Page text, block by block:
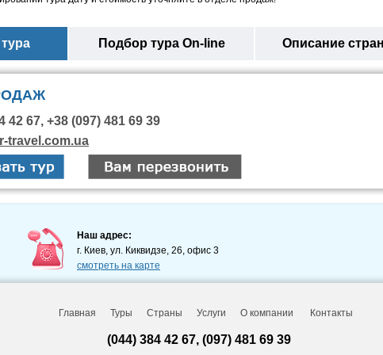
Подбор тура On-line Описание
42 67, +38 (097) 481 69 39
travel.com.ua
Наш адрес:
г. Киев, ул. Киквидзе, 26, офис 3
смотреть на карте
Главная Туры Страны Услуги О компании Контакты
(044) 384 42 67, (097) 481 69 39